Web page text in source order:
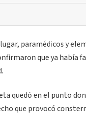
paramédicos y
que ya había
quedó en el punto
que provocó